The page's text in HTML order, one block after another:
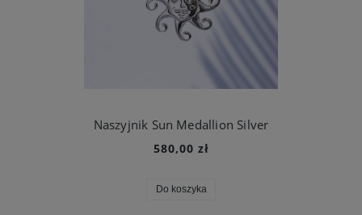
Naszyjnik Sun Medallion Silver
580,00 zł
Do koszyka